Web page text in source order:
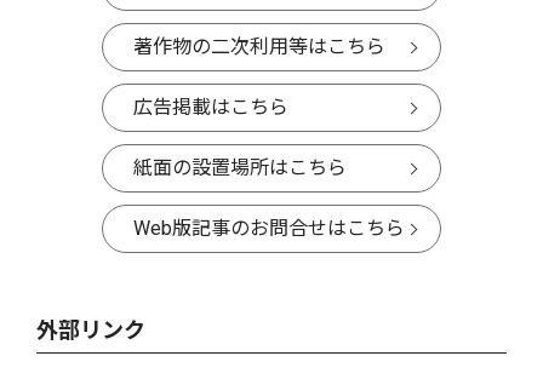
著作物の二次利用等はこちら
広告掲載はこちら
紙面の設置場所はこちら
Web版記事のお問合せはこちら
外部リンク